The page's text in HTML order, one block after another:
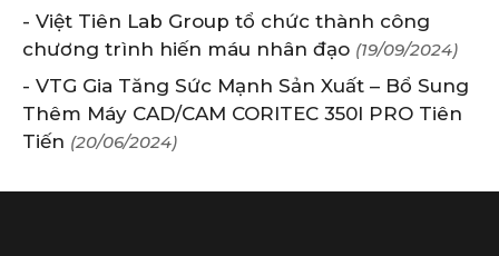
- Việt Tiên Lab Group tổ chức thành công
chương trình hiến máu nhân đạo (19/09/2024)
- VTG Gia Tăng Sức Mạnh Sản Xuất – Bổ Sung
Thêm Máy CAD/CAM CORITEC 350I PRO Tiên
Tiến (20/06/2024)